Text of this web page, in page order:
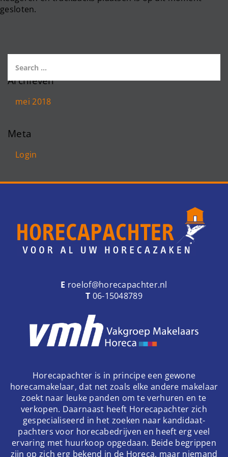
gesloten.
Archieven
mei 2018
Meta
Login
E roelof@horecapachter.nl
T 06-15048789
Horecapachter is in principe een gewone
horecamakelaar, dat net zoals elke andere makelaar
zoekt naar leuke panden om te verhuren en te
verkopen. Daarnaast heeft Horecapachter zich
gespecialiseerd in het zoeken naar kandidaat-
pachters voor horecabedrijven en heeft erg veel
ervaring met huurkoop opgedaan. Beide begrippen
zijn op zich erg bekend in de Horeca, maar niemand